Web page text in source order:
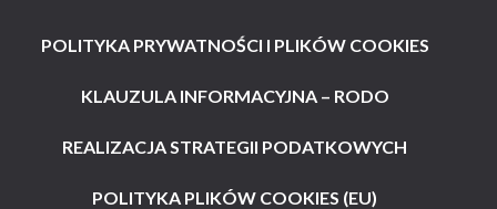
POLITYKA PRYWATNOŚCI I PLIKÓW COOKIES
KLAUZULA INFORMACYJNA – RODO
REALIZACJA STRATEGII PODATKOWYCH
POLITYKA PLIKÓW COOKIES (EU)